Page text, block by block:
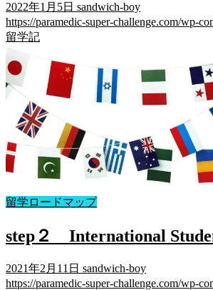
2022年1月5日 sandwich-boy
https://paramedic-super-challenge.com/wp-
留学記
留学ロードマップ
step２ International
2021年2月11日 sandwich-boy
https://paramedic-super-challenge.com/wp-